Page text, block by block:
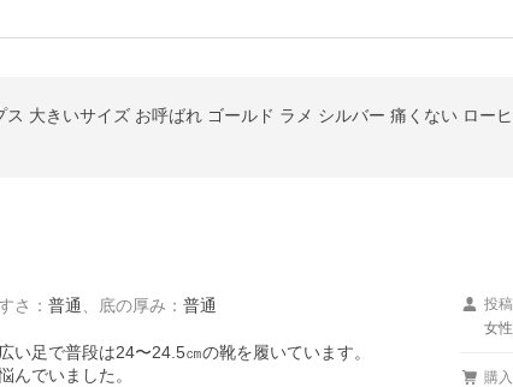
さ ： 普通 底の厚み ： 普通
足で普段は24〜24.5㎝の靴を履いています。
んでいました。
投
女
購